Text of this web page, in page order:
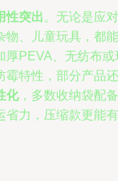
性突出 。无论是应对
物、儿童玩具，都能
厚PEVA、无纺布或
霉特性，部分产品还
化，多数收纳袋配备
省力，压缩款更能有